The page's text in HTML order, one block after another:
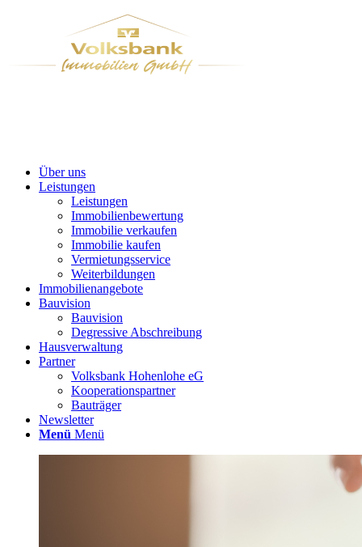
Über uns
Leistungen
Leistungen
Immobilienbewertung
Immobilie verkaufen
Immobilie kaufen
Vermietungsservice
Weiterbildungen
Immobilienangebote
Bauvision
Bauvision
Degressive Abschreibung
Hausverwaltung
Partner
Volksbank Hohenlohe eG
Kooperationspartner
Bauträger
Newsletter
Menü Menü